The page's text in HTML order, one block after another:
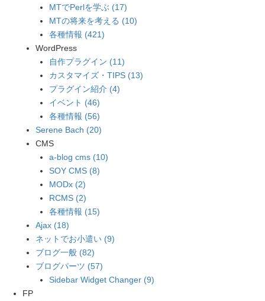
MTでPerlを学ぶ (17)
MTの将来を考える (10)
各種情報 (421)
WordPress
自作プラグイン (11)
カスタマイズ・TIPS (13)
プラグイン紹介 (4)
イベント (46)
各種情報 (56)
Serene Bach (20)
CMS
a-blog cms (10)
SOY CMS (8)
MODx (2)
RCMS (2)
各種情報 (15)
Ajax (18)
ネットでお小遣い (9)
ブログ一般 (82)
ブログパーツ (57)
Sidebar Widget Changer (9)
FP